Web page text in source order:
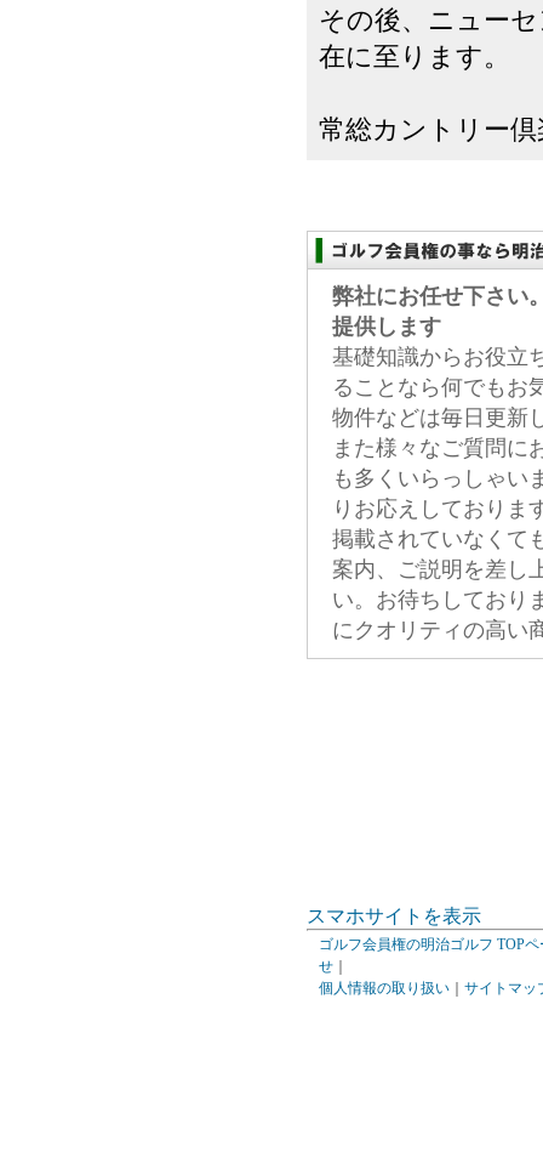
その後、ニュー
在に至ります。
常総カントリー
弊社にお任せ下さい
提供します
基礎知識からお役立
ることなら何でもお
物件などは毎日更新
また様々なご質問に
も多くいらっしゃい
りお応えしておりま
掲載されていなくて
案内、ご説明を差し
い。お待ちしており
にクオリティの高い
スマホサイトを表示
ゴルフ会員権の明治ゴルフ TOPペ
せ
個人情報の取り扱い
サイトマッ